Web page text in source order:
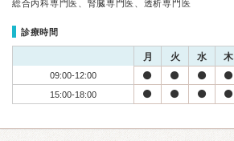
総合内科専門医、腎臓専門医、透析専門医
診療時間
月 火 水 木
09:00-12:00
15:00-18:00